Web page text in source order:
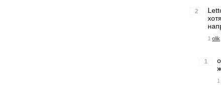
2
1 olik
1
1